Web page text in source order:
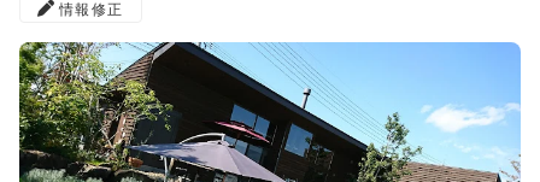
情報修正